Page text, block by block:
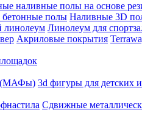
наливные полы на основе
полы Наливные 3D
линолеум Линолеум для
Акриловые покрытия
(МАФы) 3d фигуры для детских
Сдвижные